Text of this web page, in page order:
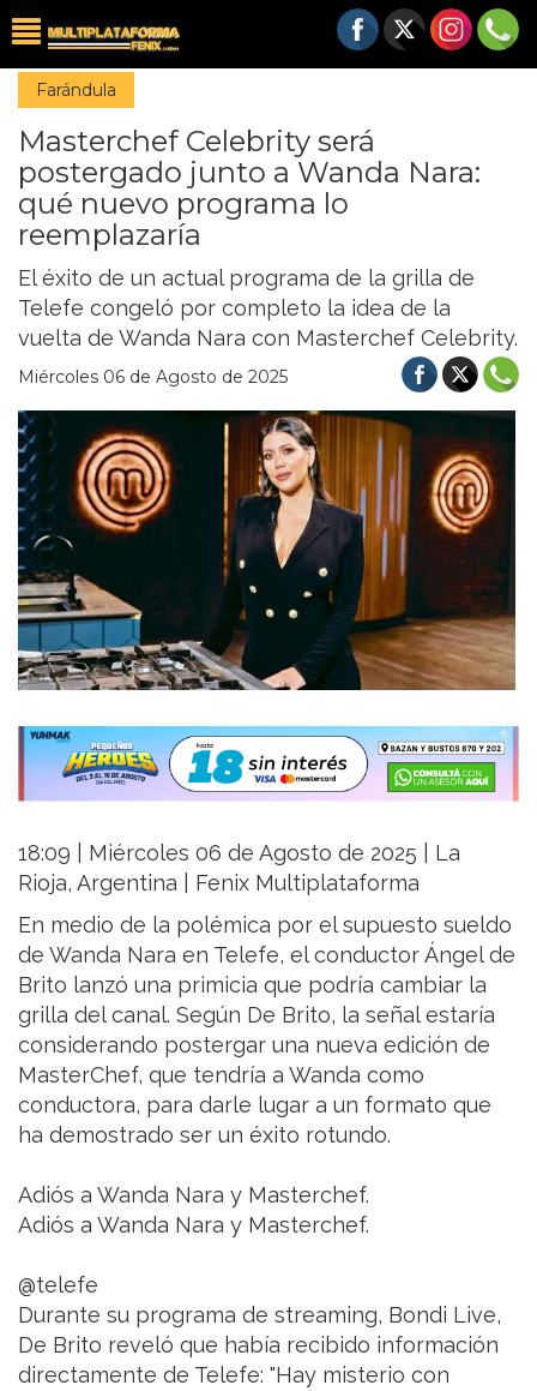
Farándula
Masterchef Celebrity será
postergado junto a Wanda Nara:
qué nuevo programa lo
reemplazaría
El éxito de un actual programa de la grilla de
Telefe congeló por completo la idea de la
vuelta de Wanda Nara con Masterchef Celebrity.
Miércoles 06 de Agosto de 2025
18:09 | Miércoles 06 de Agosto de 2025 | La
Rioja, Argentina | Fenix Multiplataforma
En medio de la polémica por el supuesto sueldo
de Wanda Nara en Telefe, el conductor Ángel de
Brito lanzó una primicia que podría cambiar la
grilla del canal. Según De Brito, la señal estaría
considerando postergar una nueva edición de
MasterChef, que tendría a Wanda como
conductora, para darle lugar a un formato que
ha demostrado ser un éxito rotundo.
Adiós a Wanda Nara y Masterchef.
Adiós a Wanda Nara y Masterchef.
@telefe
Durante su programa de streaming, Bondi Live,
De Brito reveló que había recibido información
directamente de Telefe: "Hay misterio con